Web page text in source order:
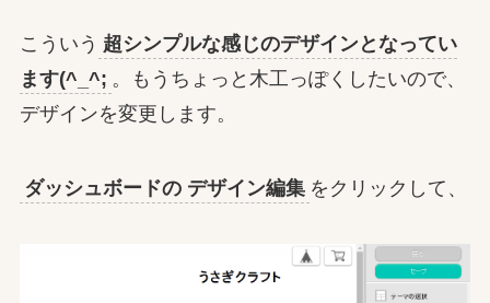
こういう 超シンプルな感じのデザインとなってい
ます(^_^; 。もうちょっと木工っぽくしたいので、
デザインを変更します。
ダッシュボードの デザイン編集 をクリックして、